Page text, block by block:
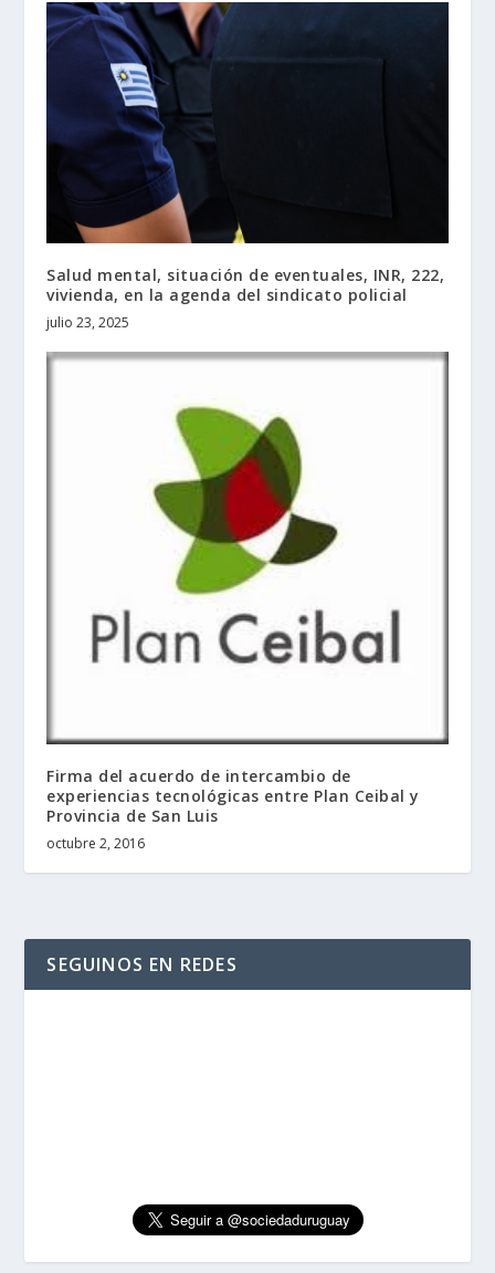
Salud mental, situación de eventuales, INR, 222,
vivienda, en la agenda del sindicato policial
julio 23, 2025
Firma del acuerdo de intercambio de
experiencias tecnológicas entre Plan Ceibal y
Provincia de San Luis
octubre 2, 2016
SEGUINOS EN REDES